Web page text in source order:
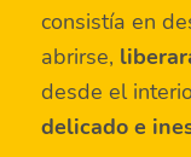
consistía en
abrirse,
desde el
delicado e